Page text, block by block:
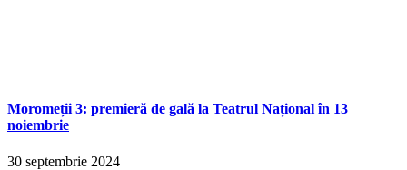
Moromeții 3: premieră de gală la Teatrul Național în 13
noiembrie
30 septembrie 2024